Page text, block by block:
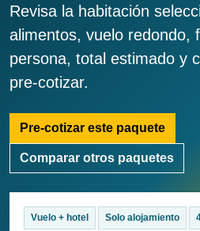
Revisa la habitación
alimentos, vuelo redondo,
persona, total estimado y
pre-cotizar.
Pre-cotizar este paquete
Comparar otros paquetes
Vuelo + hotel Solo alojamiento